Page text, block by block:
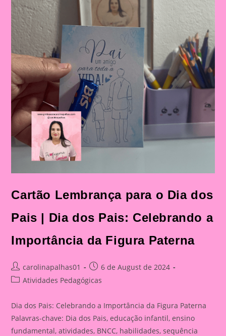
Cartão Lembrança para o Dia dos
Pais | Dia dos Pais: Celebrando a
Importância da Figura Paterna
Post
author:
carolinapalhas01
Post
published:
6 de August de 2024
PostAtividades Pedagógicas
Dia dos Pais: Celebrando a Importância da Figura Paterna
Palavras-chave: Dia dos Pais, educação infantil, ensino
fundamental, atividades, BNCC, habilidades, sequência